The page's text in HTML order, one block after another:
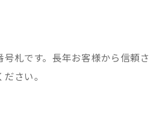
札です。長年お客様から信頼
さい。